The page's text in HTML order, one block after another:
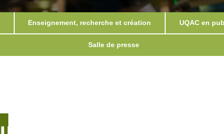
Enseignement, recherche et création UQAC en
Salle de presse